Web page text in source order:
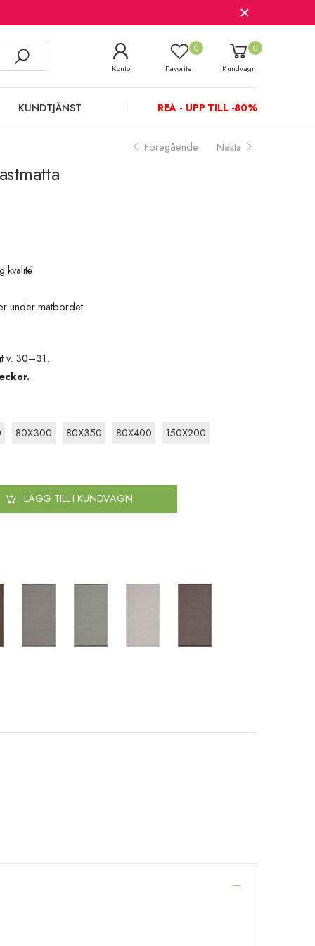
Konto
0
Favoriter
0
Kundvagn
KUNDTJÄNST REA - UPP TILL -80%
Föregående Nästa
kvalité
under matbordet
v. 30–31.
80X300 80X350 80X400 150X200
LÄGG TILL I KUNDVAGN